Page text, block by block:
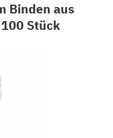
Binden aus
Stück